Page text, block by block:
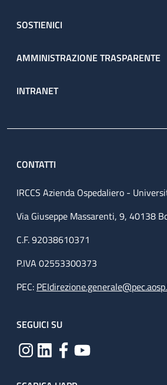
SOSTIENICI
AMMINISTRAZIONE TRASPARENTE
INTRANET
CONTATTI
IRCCS Azienda Ospedaliero -
Via Giuseppe Massarenti, 9, 40138
C.F. 92038610371
P.IVA 02553300373
PEC:
SEGUICI SU